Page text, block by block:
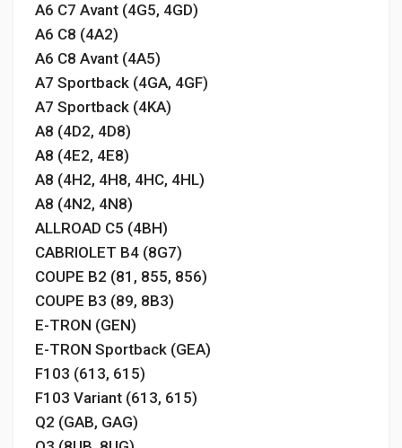
A6 C7 Avant (4G5, 4GD)
A6 C8 (4A2)
A6 C8 Avant (4A5)
A7 Sportback (4GA, 4GF)
A7 Sportback (4KA)
A8 (4D2, 4D8)
A8 (4E2, 4E8)
A8 (4H2, 4H8, 4HC, 4HL)
A8 (4N2, 4N8)
ALLROAD C5 (4BH)
CABRIOLET B4 (8G7)
COUPE B2 (81, 855, 856)
COUPE B3 (89, 8B3)
E-TRON (GEN)
E-TRON Sportback (GEA)
F103 (613, 615)
F103 Variant (613, 615)
Q2 (GAB, GAG)